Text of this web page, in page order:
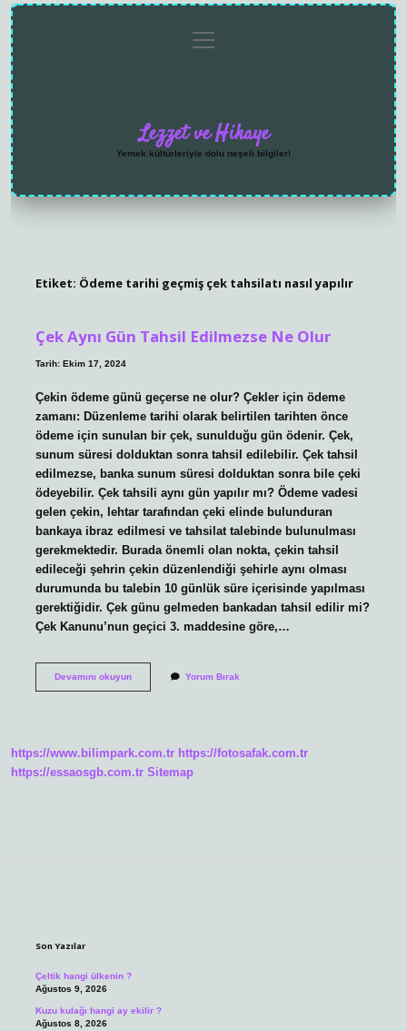
menüyü
aç
Lezzet ve Hikaye
Yemek kültürleriyle dolu neşeli bilgiler!
Etiket: Ödeme tarihi geçmiş çek tahsilatı nasıl yapılır
Çek Aynı Gün Tahsil Edilmezse Ne Olur
Tarih: Ekim 17, 2024
Çekin ödeme günü geçerse ne olur? Çekler için ödeme
zamanı: Düzenleme tarihi olarak belirtilen tarihten önce
ödeme için sunulan bir çek, sunulduğu gün ödenir. Çek,
sunum süresi dolduktan sonra tahsil edilebilir. Çek tahsil
edilmezse, banka sunum süresi dolduktan sonra bile çeki
ödeyebilir. Çek tahsili aynı gün yapılır mı? Ödeme vadesi
gelen çekin, lehtar tarafından çeki elinde bulunduran
bankaya ibraz edilmesi ve tahsilat talebinde bulunulması
gerekmektedir. Burada önemli olan nokta, çekin tahsil
edileceği şehrin çekin düzenlendiği şehirle aynı olması
durumunda bu talebin 10 günlük süre içerisinde yapılması
gerektiğidir. Çek günu gelmeden bankadan tahsil edilir mi?
Çek Kanunu’nun geçici 3. maddesine göre,…
Devamını okuyunÇek
Olur
Yorum Bırak
https://www.bilimpark.com.tr https://fotosafak.com.tr
https://essaosgb.com.tr Sitemap
Son Yazılar
Çeltik hangi ülkenin ?
Ağustos 9, 2026
Kuzu kulağı hangi ay ekilir ?
Ağustos 8, 2026